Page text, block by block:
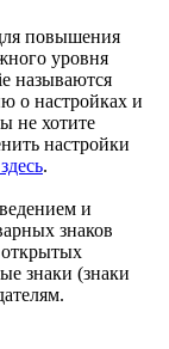
повышения
уровня
называются
о настройках и
не хотите
настройки
.
и
знаков
знаки (знаки